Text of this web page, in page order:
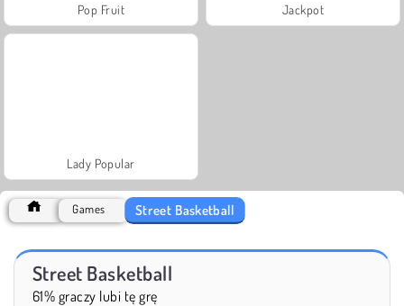
Pop Fruit Jackpot
Lady Popular
Games Street Basketball
Street Basketball
61% graczy lubi tę grę